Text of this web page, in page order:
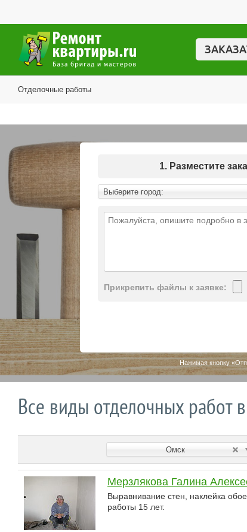
Отделочные работы
1. Разместите
Выберите город:
Прикрепить файлы к заявке:
Нажимая кнопку
Все виды отделочных работ
Омск
Мерзлякова Галина
Выравнивание стен, наклейка
работы 15 лет.